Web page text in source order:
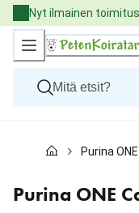
Skip
to
Content
Nyt ilmainen
Kissat
Eläinlääkäriruoat
Tuotemerkit
Purina
Purina ONE